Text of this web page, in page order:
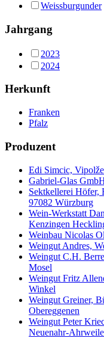
Weissburgunder
Jahrgang
2023
2024
Herkunft
Franken
Pfalz
Produzent
Edi Simcic,
Gabriel-Glas
Sektkellerei Höfer,
97082 Würzburg
Wein-Werkstatt
Kenzingen
Weinbau Nicolas
Weingut Andres,
Weingut C.H.
Mosel
Weingut Fritz
Winkel
Weingut Greiner,
Obereggenen
Weingut Peter
Neuenahr-